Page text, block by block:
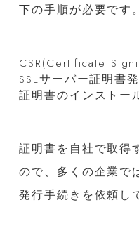
下の手順が必要です。
CSR(Certificate
SSLサーバー証明書
証明書のインストー
証明書を自社で取得
ので、多くの企業で
発行手続きを依頼し